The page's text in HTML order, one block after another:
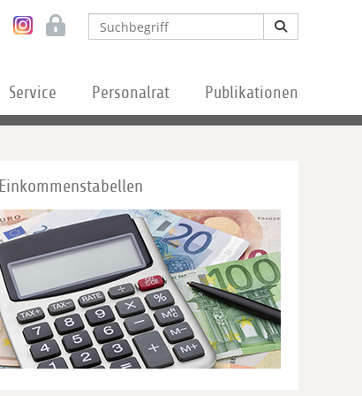
Service Personalrat Publikationen
Einkommenstabellen